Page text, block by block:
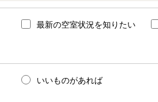
最新の空室状況を知りたい
いいものがあれば